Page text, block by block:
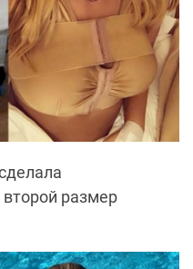
размер